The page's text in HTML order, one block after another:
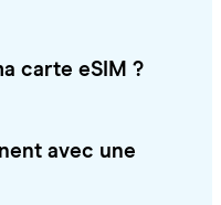
carte eSIM ?
avec une